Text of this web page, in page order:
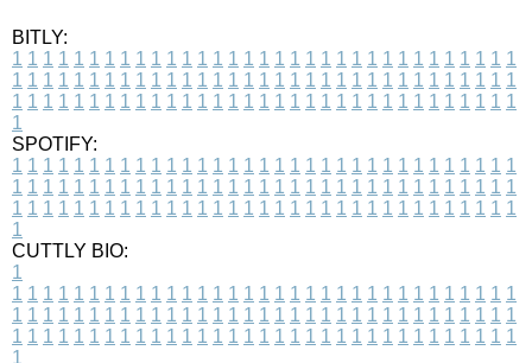
BITLY:
1 1 1 1 1 1 1 1 1 1 1 1 1 1 1 1 1 1 1 1 1 1 1 1 1 1 1 1 1 1 1 1 1
1 1 1 1 1 1 1 1 1 1 1 1 1 1 1 1 1 1 1 1 1 1 1 1 1 1 1 1 1 1 1 1 1
1 1 1 1 1 1 1 1 1 1 1 1 1 1 1 1 1 1 1 1 1 1 1 1 1 1 1 1 1 1 1 1 1
1
SPOTIFY:
1 1 1 1 1 1 1 1 1 1 1 1 1 1 1 1 1 1 1 1 1 1 1 1 1 1 1 1 1 1 1 1 1
1 1 1 1 1 1 1 1 1 1 1 1 1 1 1 1 1 1 1 1 1 1 1 1 1 1 1 1 1 1 1 1 1
1 1 1 1 1 1 1 1 1 1 1 1 1 1 1 1 1 1 1 1 1 1 1 1 1 1 1 1 1 1 1 1 1
1
CUTTLY BIO:
1
1 1 1 1 1 1 1 1 1 1 1 1 1 1 1 1 1 1 1 1 1 1 1 1 1 1 1 1 1 1 1 1 1
1 1 1 1 1 1 1 1 1 1 1 1 1 1 1 1 1 1 1 1 1 1 1 1 1 1 1 1 1 1 1 1 1
1 1 1 1 1 1 1 1 1 1 1 1 1 1 1 1 1 1 1 1 1 1 1 1 1 1 1 1 1 1 1 1 1
1